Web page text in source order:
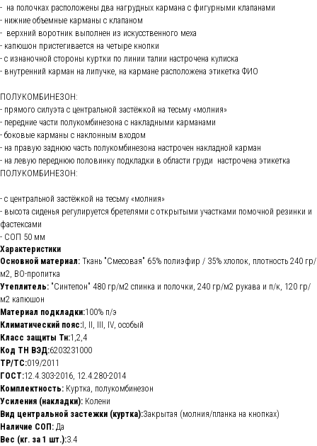
- на полочках расположены два нагрудных кармана с фигурными клапанами
- нижние объемные карманы с клапаном
- верхний воротник выполнен из искусственного меха
- капюшон пристегивается на четыре кнопки
- с изнаночной стороны куртки по линии талии настрочена кулиска
- внутренний карман на липучке, на кармане расположена этикетка ФИО
ПОЛУКОМБИНЕЗОН:
- прямого силуэта с центральной застёжкой на тесьму «молния»
- передние части полукомбинезона с накладными карманами
- боковые карманы с наклонным входом
- на правую заднюю часть полукомбинезона настрочен накладной карман
- на левую переднюю половинку подкладки в области груди настрочена этикетка
ПОЛУКОМБИНЕЗОН:
- с центральной застёжкой на тесьму «молния»
- высота сиденья регулируется бретелями с открытыми участками помочной резинки и
фастексами
- СОП 50 мм
Характеристики
Основной материал: Ткань "Смесовая" 65% полиэфир / 35% хлопок, плотность 240 гр/
м2, ВО-пропитка
Утеплитель: "Синтепон" 480 гр/м2 спинка и полочки, 240 гр/м2 рукава и п/к, 120 гр/
м2 капюшон
Материал подкладки:100% п/э
Климатический пояс: I, II, III, IV, особый
Класс защиты Тн:1,2,4
Код ТН ВЭД:6203231000
ТР/ТС:019/2011
ГОСТ:12.4.303-2016, 12.4.280-2014
Комплектность: Куртка, полукомбинезон
Усиления (накладки): Колени
Вид центральной застежки (куртка):Закрытая (молния/планка на кнопках)
Наличие СОП: Да
Вес (кг. за 1 шт.):3.4